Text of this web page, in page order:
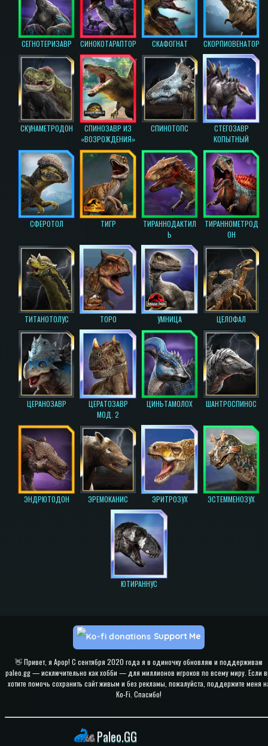
СЕГНОТЕРИЗАВР СИНОКОТАРАПТОР СКАФОГНАТ СКОРПИОВЕНАТОР
СКУНАМЕТРОДОН
СПИНОЗАВР ИЗ
«ВОЗРОЖДЕНИЯ»
СПИНОТОПС
СТЕГОЗАВР
КОПЫТНЫЙ
СФЕРОТОЛ ТИГР
ТИРАННОДАКТИЛ
Ь
ТИРАННОМЕТРОД
ОН
ТИТАНОТОЛУС ТОРО УМНИЦА ЦЕЛОФАЛ
ЦЕРАНОЗАВР
ЦЕРАТОЗАВР
МОД. 2
ЦИНЬТАМОЛОХ ШАНТРОСПИНОС
ЭНДРЮТОДОН ЭРЕМОКАНИС ЭРИТРОЗУХ ЭСТЕММЕНОЗУХ
ЮТИРАННУС
👋 Привет, я Apop! С сентября 2020 года я в одиночку обновляю и поддерживаю
paleo.gg — исключительно как хобби — для миллионов игроков по всему миру. Если
хотите помочь сохранить сайт живым и без рекламы, пожалуйста, поддержите меня
Ko-Fi. Спасибо!
Support Me
Paleo.GG